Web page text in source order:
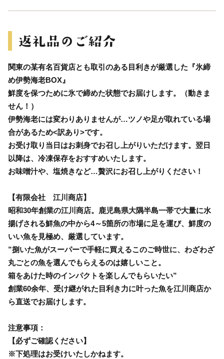
関東の某有名百貨店とも取引のある目利きが厳選した『氷締
め伊勢海老BOX』
鮮度を保つために氷で締めた状態でお届けします。（動きま
せん！）
伊勢海老には変わりありませんが…ツノや足が取れている場
合があるため<訳あり>です。
お受け取り当日はお刺身でお召し上がりいただけます。翌日
以降は、冷凍保存をおすすめいたします。
お味噌汁や、塩焼きなど…贅沢にお召し上がりください！
【有限会社 江川商店】
昭和30年創業の江川商店。鹿児島県大隅半島一帯で大量に水
揚げされる鮮魚の中から4～5箇所の市場に足を運び、鮮度の
いい魚を見極め、厳選しています。
”捌いた魚がスーパーで手軽に買えるこのご時世に、わざわざ
丸ごとの魚を選んでもらえるのは嬉しいこと。
箱をあけた時のインパクトを楽しんでもらいたい”
創業60余年、受け継がれた目利き力に叶った魚を江川商店か
ら直送でお届けします。
注意事項：
【必ずご確認ください】
※下処理はお受けいたしかねます。